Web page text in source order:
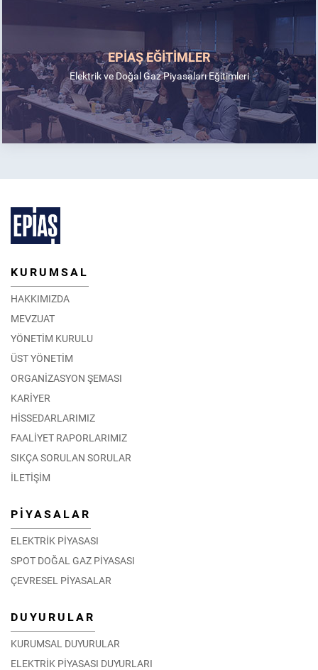
EPİAŞ EĞİTİMLER
Elektrik ve Doğal Gaz Piyasaları Eğitimleri
KURUMSAL
HAKKIMIZDA
MEVZUAT
YÖNETİM KURULU
ÜST YÖNETİM
ORGANİZASYON ŞEMASI
KARİYER
HİSSEDARLARIMIZ
FAALİYET RAPORLARIMIZ
SIKÇA SORULAN SORULAR
İLETİŞİM
PİYASALAR
ELEKTRİK PİYASASI
SPOT DOĞAL GAZ PİYASASI
ÇEVRESEL PİYASALAR
DUYURULAR
KURUMSAL DUYURULAR
ELEKTRİK PİYASASI DUYURLARI